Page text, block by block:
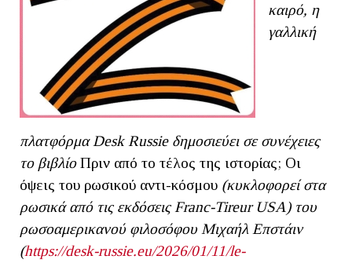
καιρό, η
γαλλική
πλατφόρμα Desk Russie δημοσιεύει σε συνέχειες
το βιβλίοΠριν από το τέλος της ιστορίας; Οι
όψεις του ρωσικού αντι-κόσμου (κυκλοφορεί στα
ρωσικά από τις εκδόσεις Franc-Tireur USA) του
ρωσοαμερικανού φιλοσόφου Μιχαήλ Επστάιν
(https://desk-russie.eu/2026/01/11/le-